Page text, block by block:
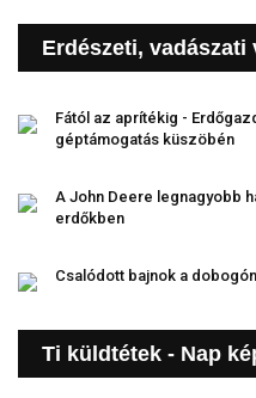
Erdészeti, vadászati
Fától az aprítékig -
géptámogatás küszöbén
A John Deere legnagyobb
erdőkben
Csalódott bajnok a
Ti küldtétek - Nap